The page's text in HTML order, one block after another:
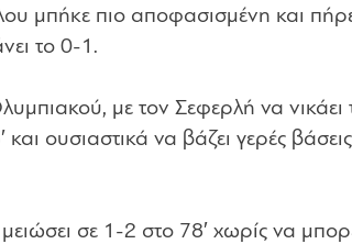
μπήκε πιο αποφασισμένη και
το 0-1.
με τον Σεφερλή να νικάει
ουσιαστικά να βάζει γερές
σε 1-2 στο 78′ χωρίς να